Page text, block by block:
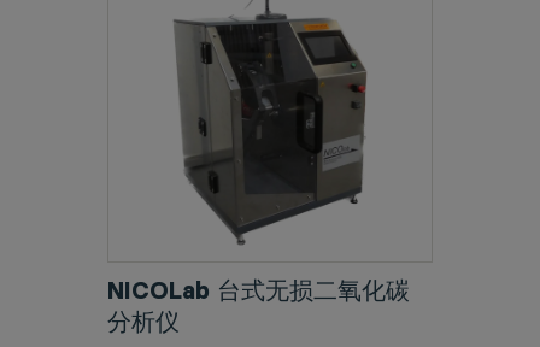
NICOLab 台式无损二氧化碳
分析仪